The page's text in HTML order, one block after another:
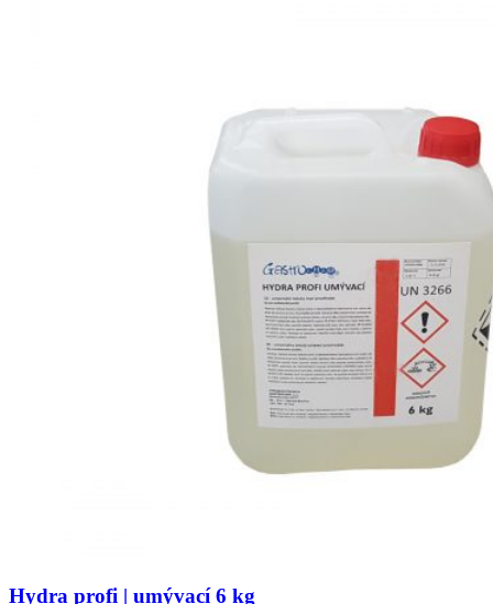
Hydra profi | umývací 6 kg